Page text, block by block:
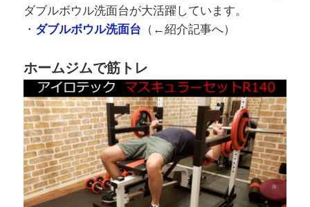
ダブルボウル洗面台が大活躍しています。
・ ダブルボウル洗面台 （←紹介記事へ）
ホームジムで筋トレ